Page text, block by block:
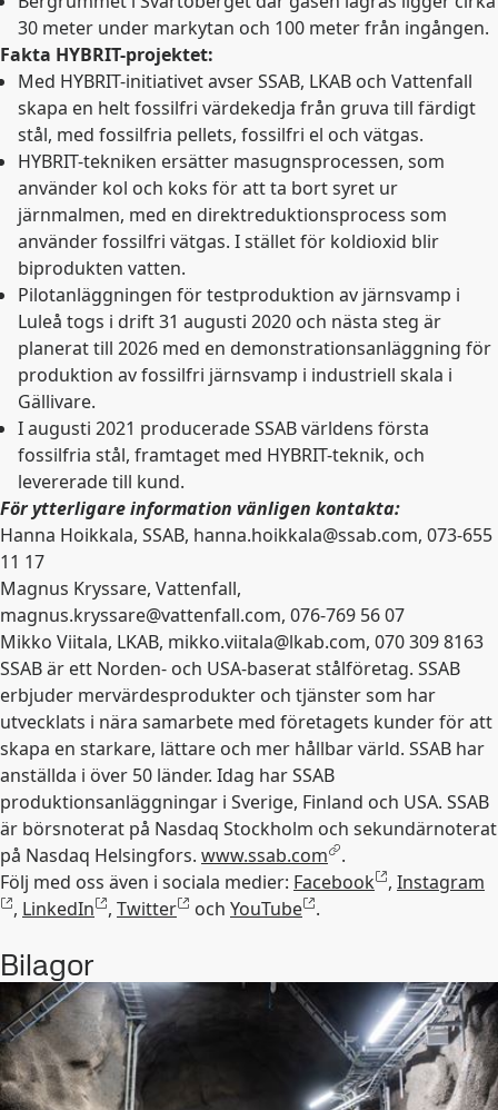
30 meter under markytan och 100 meter från ingången.
Fakta HYBRIT-projektet:
Med HYBRIT-initiativet avser SSAB, LKAB och Vattenfall
skapa en helt fossilfri värdekedja från gruva till färdigt
stål, med fossilfria pellets, fossilfri el och vätgas.
HYBRIT-tekniken ersätter masugnsprocessen, som
använder kol och koks för att ta bort syret ur
järnmalmen, med en direktreduktionsprocess som
använder fossilfri vätgas. I stället för koldioxid blir
biprodukten vatten.
Pilotanläggningen för testproduktion av järnsvamp i
Luleå togs i drift 31 augusti 2020 och nästa steg är
planerat till 2026 med en demonstrationsanläggning för
produktion av fossilfri järnsvamp i industriell skala i
Gällivare.
I augusti 2021 producerade SSAB världens första
fossilfria stål, framtaget med HYBRIT-teknik, och
levererade till kund.
För ytterligare information vänligen kontakta:
Hanna Hoikkala, SSAB, hanna.hoikkala@ssab.com, 073-655
11 17
Magnus Kryssare, Vattenfall,
magnus.kryssare@vattenfall.com, 076-769 56 07
Mikko Viitala, LKAB, mikko.viitala@lkab.com, 070 309 8163
SSAB är ett Norden- och USA-baserat stålföretag. SSAB
erbjuder mervärdesprodukter och tjänster som har
utvecklats i nära samarbete med företagets kunder för att
skapa en starkare, lättare och mer hållbar värld. SSAB har
anställda i över 50 länder. Idag har SSAB
produktionsanläggningar i Sverige, Finland och USA. SSAB
är börsnoterat på Nasdaq Stockholm och sekundärnoterat
på Nasdaq Helsingfors. www.ssab.com
.
Följ med oss även i sociala medier: Facebook , Instagram
, LinkedIn , Twitter och YouTube .
Bilagor